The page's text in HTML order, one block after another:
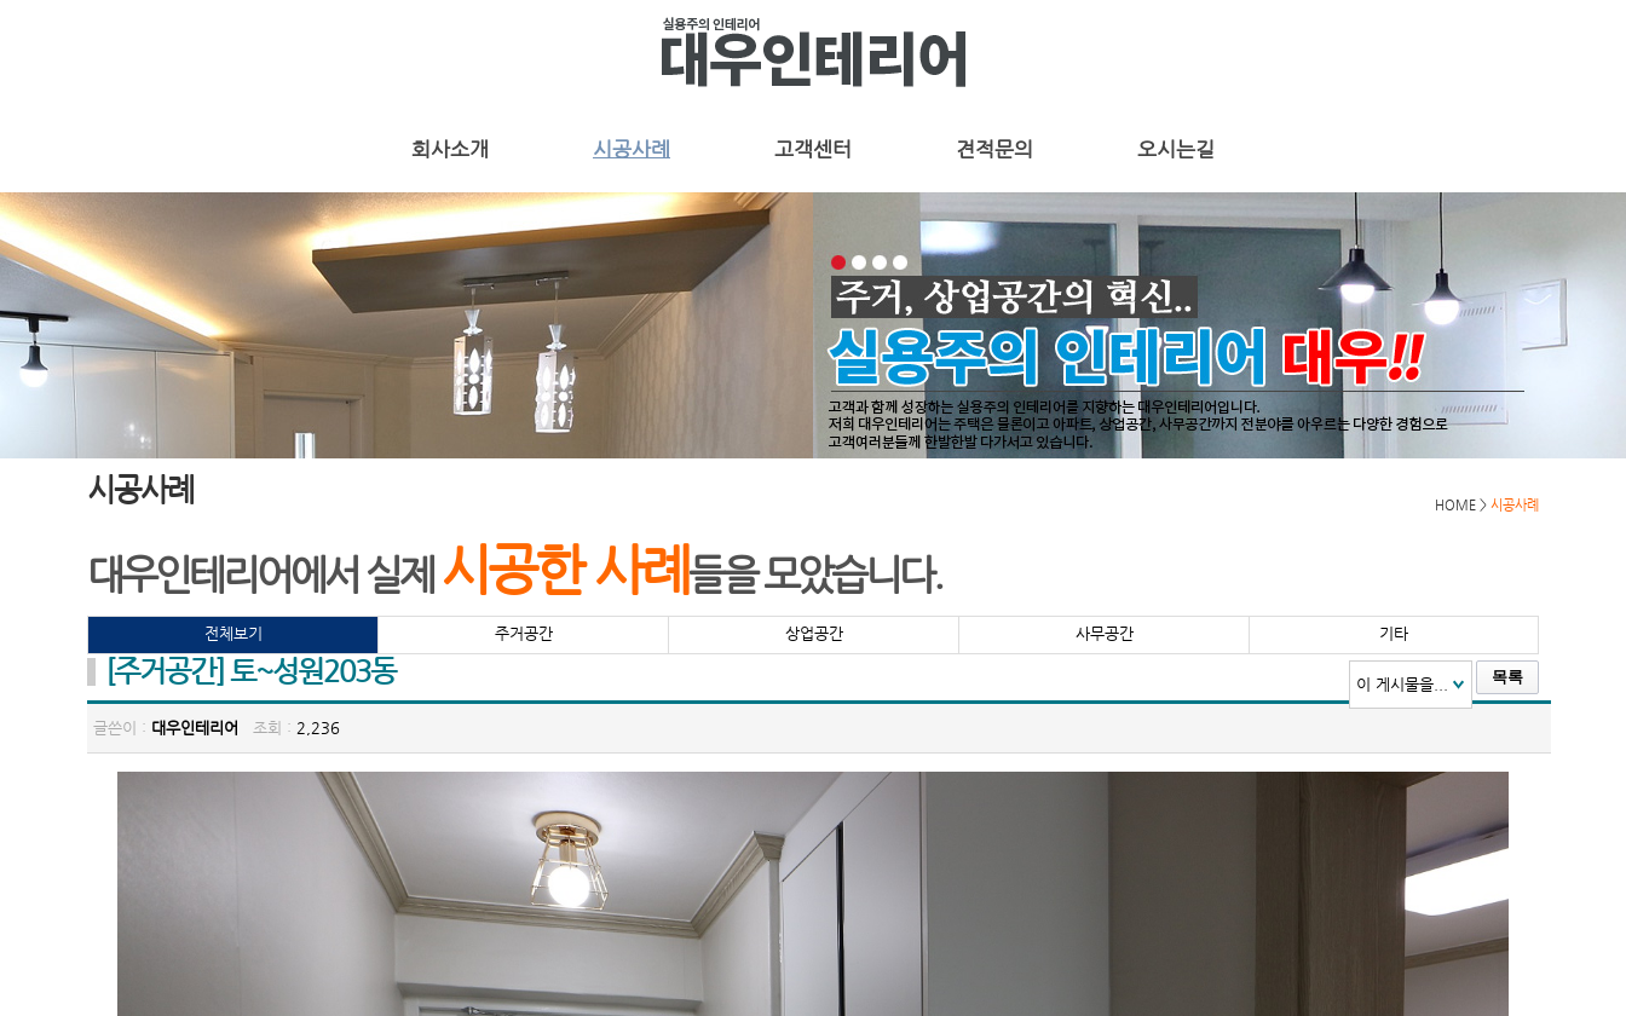
회사소개 시공사례 고객센터 견적문의 오시는길
시공사례 HOME > 시공사례
대우인테리어에서 실제 시공한 사례 들을 모았습니다.
전체보기 주거공간 상업공간 사무공간 기타
[주거공간] 토~성원203동 이 게시물을... 목록
글쓴이 : 대우인테리어 조회 : 2,236